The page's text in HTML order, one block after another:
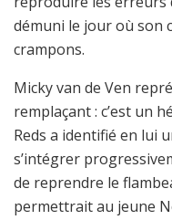
démuni le jour où son
crampons.
Micky van de Ven
remplaçant : c’est un
Reds a identifié en lui
s’intégrer
de reprendre le
permettrait au jeune